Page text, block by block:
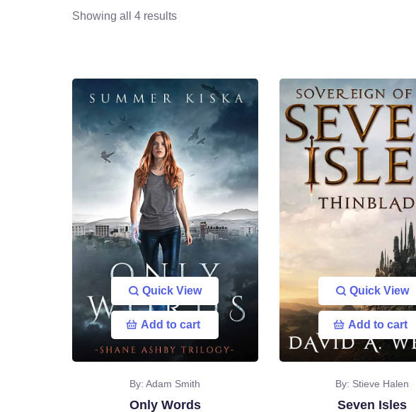
Showing all 4 results
Quick View
Add to cart
By: Adam Smith
Only Words
Quick View
Add to cart
By: Stieve Halen
Seven Isles